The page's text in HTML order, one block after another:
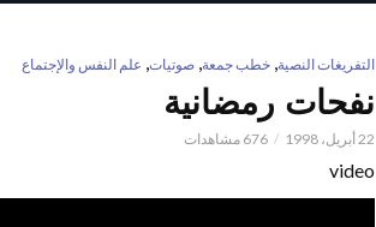
التفريغات النصية, خطب جمعة, صوتيات, علم النفس والإجتماع
نفحات رمضانية
22 أبريل، 1998 676 مشاهدات
video